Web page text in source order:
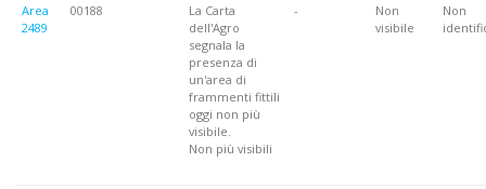
Area
2489
00188
La Carta
dell'Agro
segnala la
presenza di
un'area di
frammenti fittili
oggi non più
visibile.
Non più visibili
-
Non
visibile
Non